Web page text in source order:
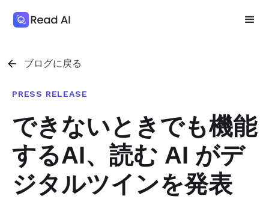
ブログに戻る
PRESS RELEASE
できないときでも機能
するAI、読む AI がデ
ジタルツインを発表